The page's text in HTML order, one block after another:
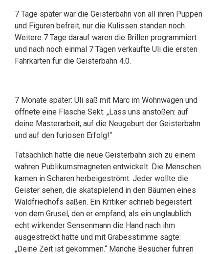
7 Tage später war die Geisterbahn von all ihren Puppen
und Figuren befreit, nur die Kulissen standen noch.
Weitere 7 Tage darauf waren die Brillen programmiert
und nach noch einmal 7 Tagen verkaufte Uli die ersten
Fahrkarten für die Geisterbahn 4.0.
7 Monate später: Uli saß mit Marc im Wohnwagen und
öffnete eine Flasche Sekt: „Lass uns anstoßen: auf
deine Masterarbeit, auf die Neugeburt der Geisterbahn
und auf den furiosen Erfolg!“
Tatsächlich hatte die neue Geisterbahn sich zu einem
wahren Publikumsmagneten entwickelt. Die Menschen
kamen in Scharen herbeigeströmt. Jeder wollte die
Geister sehen, die skatspielend in den Bäumen eines
Waldfriedhofs saßen. Ein Kritiker schrieb begeistert
von dem Grusel, den er empfand, als ein unglaublich
echt wirkender Sensenmann die Hand nach ihm
ausgestreckt hatte und mit Grabesstimme sagte:
„Deine Zeit ist gekommen.“ Manche Besucher fuhren